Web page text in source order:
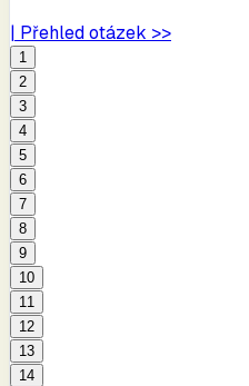
| Přehled otázek >>
1
2
3
4
5
6
7
8
9
10
11
12
13
14